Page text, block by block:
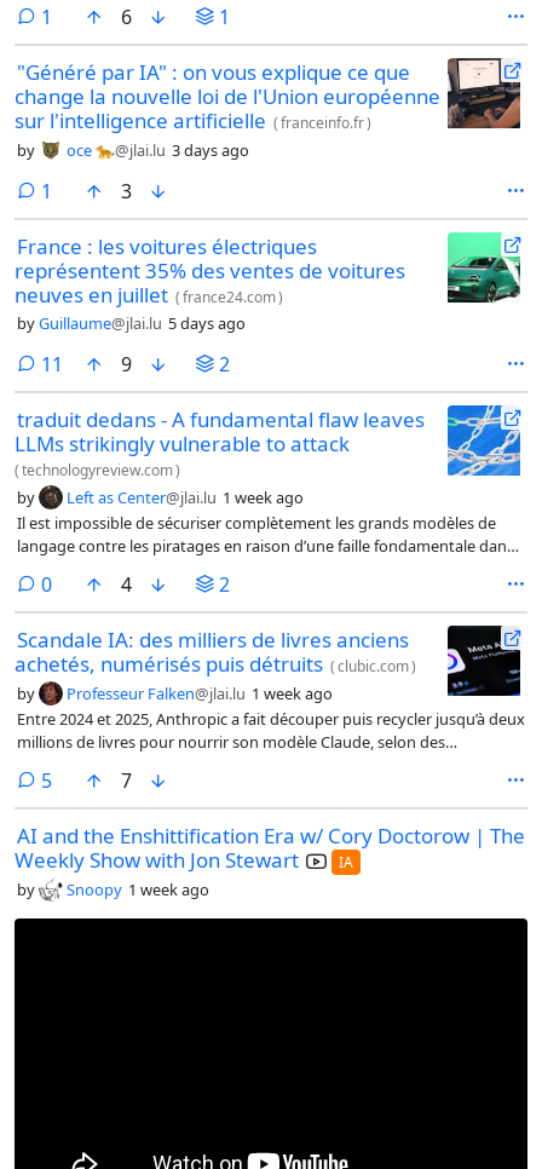
1 comment
6 1
"Généré par IA" : on vous explique ce que
change la nouvelle loi de l'Union européenne
sur l'intelligence artificielle (franceinfo.fr)
by oce 🐆@jlai.lu 3 days ago
1 comment
3
France : les voitures électriques
représentent 35% des ventes de voitures
neuves en juillet (france24.com)
byGuillaume@jlai.lu 5 days ago
11 comments
9 2
traduit dedans - A fundamental flaw leaves
LLMs strikingly vulnerable to attack
(technologyreview.com)
by Left as Center@jlai.lu 1 week ago
Il est impossible de sécuriser complètement les grands modèles de
langage contre les piratages en raison d’une faille fondamentale dans
présenté à la Conférence internationale sur l’apprentissage
automatique, une conférence de haut niveau sur l’IA, ce mois-ci.
L’affirmation a d’énormes implications pour la sécurité de cette
technologie, qui est utilisée dans de plus en plus d’applications, des
systèmes gouvernementaux et militaires aux achats en ligne et aux
soins de santé.
0comments
4 2
Scandale IA: des milliers de livres anciens
achetés, numérisés puis détruits (clubic.com)
by Professeur Falken@jlai.lu 1 week ago
Entre 2024 et 2025, Anthropic a fait découper puis recycler jusqu’à deux
millions de livres pour nourrir son modèle Claude, selon des
des libraires de plusieurs pays reçoivent des commandes nocturnes
inhabituelles que multiplie la société canadienne Zoom Books,
soupçonnée d’alimenter à son tour l’entraînement d’une IA générative.
5comments
7
AI and the Enshittification Era w/ Cory Doctorow | The
Weekly Show with Jon Stewart
IA
by Snoopy 1 week ago